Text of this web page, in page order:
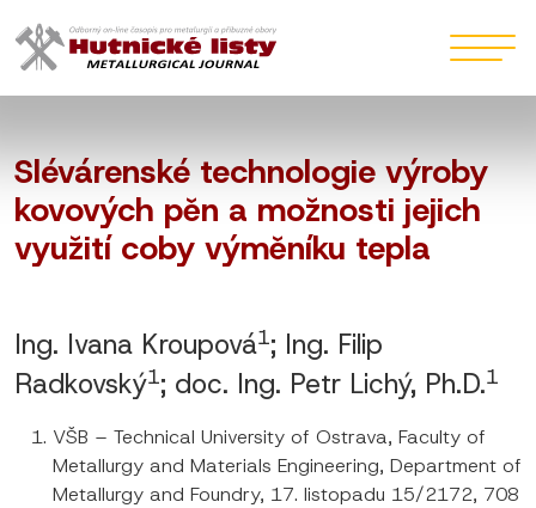
Slévárenské technologie výroby
kovových pěn a možnosti jejich
využití coby výměníku tepla
Ing. Ivana Kroupová1; Ing. Filip
Radkovský1; doc. Ing. Petr Lichý, Ph.D.1
VŠB – Technical University of Ostrava, Faculty of
Metallurgy and Materials Engineering, Department of
Metallurgy and Foundry, 17. listopadu 15/2172, 708